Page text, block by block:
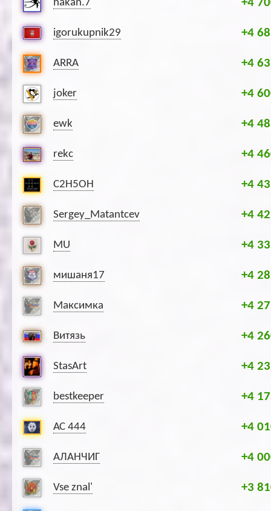
hakan.7 +4
igorukupnik29 +4
ARRA +4
joker +4
ewk +4
rekc +4
C2H5OH +4
Sergey_Matantcev +4
MU +4
мишаня17 +4
Максимка +4
Витязь +4
StasArt +4
bestkeeper +4
АС 444 +4
АЛАНЧИГ +4
Vse znal' +3